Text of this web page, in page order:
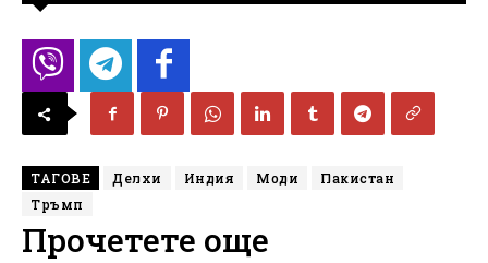
ТАГОВЕ Делхи Индия Моди
Пакистан
Тръмп
Прочетете още